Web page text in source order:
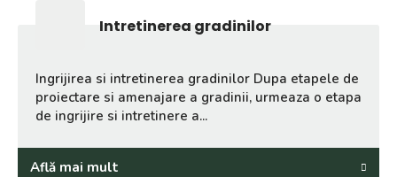
Intretinerea gradinilor
Ingrijirea si intretinerea gradinilor Dupa etapele de
proiectare si amenajare a gradinii, urmeaza o etapa
de ingrijire si intretinere a...
Află mai mult